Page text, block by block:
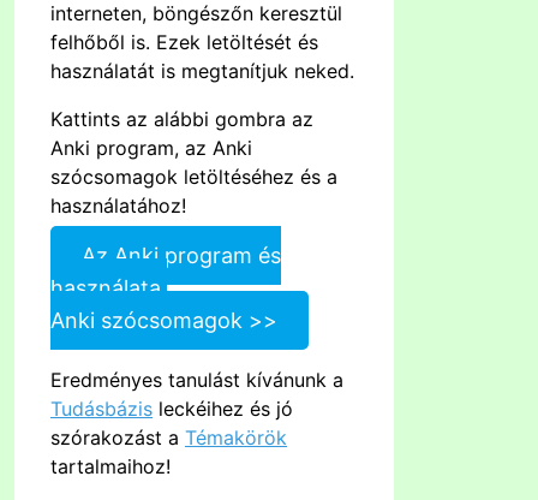
interneten, böngészőn keresztül
felhőből is. Ezek letöltését és
használatát is megtanítjuk neked.
Kattints az alábbi gombra az
Anki program, az Anki
szócsomagok letöltéséhez és a
használatához!
Az Anki program és
használata,
Anki szócsomagok >>
Eredményes tanulást kívánunk a
Tudásbázis leckéihez és jó
szórakozást a Témakörök
tartalmaihoz!